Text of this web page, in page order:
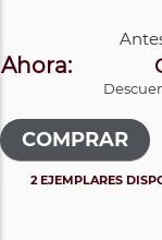
Ahora:
2 EJEMPLARES